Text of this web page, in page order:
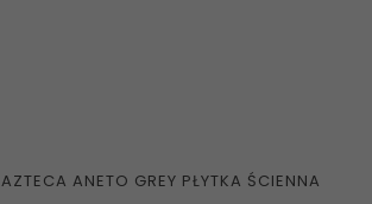
AZTECA ANETO GREY PŁYTKA ŚCIENNA